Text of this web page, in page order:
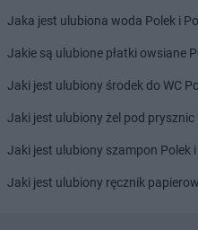
Jaka jest ulubiona woda Polek i
Jakie są ulubione płatki owsiane
Jaki jest ulubiony środek do WC
Jaki jest ulubiony żel pod prysznic
Jaki jest ulubiony szampon Polek
Jaki jest ulubiony ręcznik